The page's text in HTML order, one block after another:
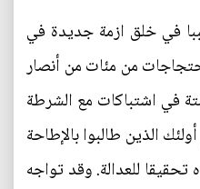
في خلق ازمة جديدة في
من مئات من أنصار
في اشتباكات مع الشرطة
الذين طالبوا بالإطاحة
تحقيقا للعدالة. وقد تواجه